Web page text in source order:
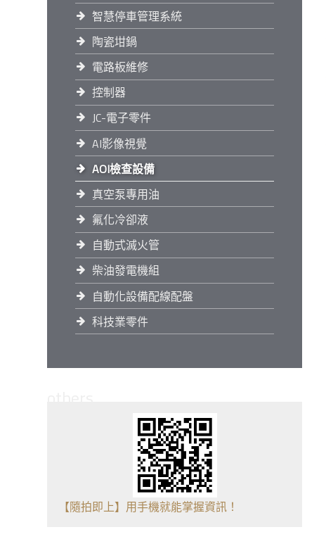
智慧停車管理系統
陶瓷坩鍋
電路板維修
控制器
JC-電子零件
AI影像視覺
AOI檢查設備
真空泵專用油
氟化冷卻液
自動式滅火管
柴油發電機組
自動化設備配線配盤
科技業零件
【隨拍即上】用手機就能掌握資訊！